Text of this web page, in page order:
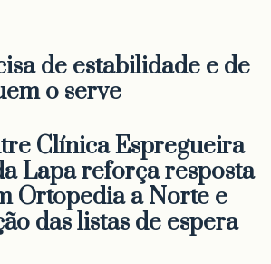
de estabilidade e de
o serve
Clínica Espregueira
Lapa reforça resposta
Ortopedia a Norte e
das listas de espera